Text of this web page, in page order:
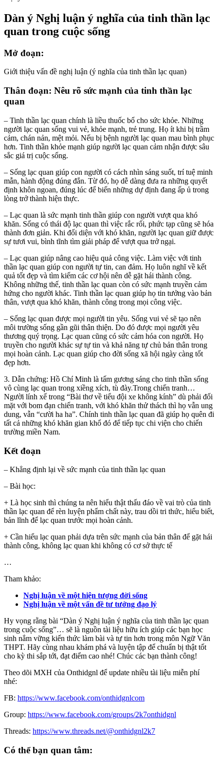
Dàn ý Nghị luận ý nghĩa của tinh thần lạc
quan trong cuộc sống
Mở đoạn:
Giới thiệu vấn đề nghị luận (ý nghĩa của tinh thần lạc quan)
Thân đoạn: Nêu rõ sức mạnh của tinh thần lạc
quan
– Tinh thần lạc quan chính là liều thuốc bổ cho sức khỏe. Những
người lạc quan sống vui vẻ, khỏe mạnh, trẻ trung. Họ ít khi bị trầm
cảm, chán nản, mệt mỏi. Nếu bị bệnh người lạc quan mau bình phục
hơn. Tinh thần khỏe mạnh giúp người lạc quan cảm nhận được sâu
sắc giá trị cuộc sống.
– Sống lạc quan giúp con người có cách nhìn sáng suốt, trí tuệ minh
mẫn, hành động đúng đắn. Từ đó, họ dễ dàng đưa ra những quyết
định khôn ngoan, đúng lúc để biến những dự định đang ấp ủ trong
lòng trở thành hiện thực.
– Lạc quan là sức mạnh tinh thần giúp con người vượt qua khó
khăn. Sống có thái độ lạc quan thì việc rắc rối, phức tạp cũng sẽ hóa
thành đơn giản. Khi đối diện với khó khăn, người lạc quan giữ được
sự tươi vui, bình tĩnh tìm giải pháp để vượt qua trở ngại.
– Lạc quan giúp nâng cao hiệu quả công việc. Làm việc với tinh
thần lạc quan giúp con người tự tin, can đảm. Họ luôn nghĩ về kết
quả tốt đẹp và tìm kiếm các cơ hội nên dễ gặt hái thành công.
Không những thế, tinh thần lạc quan còn có sức mạnh truyền cảm
hứng cho người khác. Tinh thần lạc quan giúp họ tin tưởng vào bản
thân, vượt qua khó khăn, thành công trong mọi công việc.
– Sống lạc quan được mọi người tin yêu. Sống vui vẻ sẽ tạo nên
môi trường sống gần gũi thân thiện. Do đó được mọi người yêu
thương quý trọng. Lạc quan cũng có sức cảm hóa con người. Họ
truyền cho người khác sự tự tin và khả năng tự chủ bản thân trong
mọi hoàn cảnh. Lạc quan giúp cho đời sống xã hội ngày càng tốt
đẹp hơn.
3. Dẫn chứng: Hồ Chí Minh là tấm gương sáng cho tinh thần sống
vô cùng lạc quan trong xiềng xích, tù đày.Trong chiến tranh…
Người lính xế trong “Bài thơ về tiểu đội xe không kính” dù phải đối
mặt với bom đạn chiến tranh, với khó khăn thử thách thì họ vẫn ung
dung, vẫn “cười ha ha”. Chính tinh thần lạc quan đã giúp họ quên đi
tất cả những khó khăn gian khổ đó để tiếp tục chi viện cho chiến
trường miền Nam.
Kết đoạn
– Khẳng định lại về sức mạnh của tinh thần lạc quan
– Bài học:
+ Là học sinh thì chúng ta nên hiểu thật thấu đáo về vai trò của tinh
thần lạc quan để rèn luyện phẩm chất này, trau dồi tri thức, hiểu biết,
bản lĩnh để lạc quan trước mọi hoàn cảnh.
+ Cần hiểu lạc quan phải dựa trên sức mạnh của bản thân để gặt hái
thành công, không lạc quan khi không có cơ sở thực tế
…
Tham khảo:
Nghị luận về một hiện tượng đời sống
Nghị luận về một vấn đề tư tưởng đạo lý
Hy vọng rằng bài “Dàn ý Nghị luận ý nghĩa của tinh thần lạc quan
trong cuộc sống”… sẽ là nguồn tài liệu hữu ích giúp các bạn học
sinh nắm vững kiến thức làm bài và tự tin hơn trong môn Ngữ Văn
THPT. Hãy cùng nhau khám phá và luyện tập để chuẩn bị thật tốt
cho kỳ thi sắp tới, đạt điểm cao nhé! Chúc các bạn thành công!
Theo dõi MXH của Onthidgnl để update nhiều tài liệu miễn phí
nhé:
FB: https://www.facebook.com/onthidgnlcom
Group: https://www.facebook.com/groups/2k7onthidgnl
Threads: https://www.threads.net/@onthidgnl2k7
Có thể bạn quan tâm: